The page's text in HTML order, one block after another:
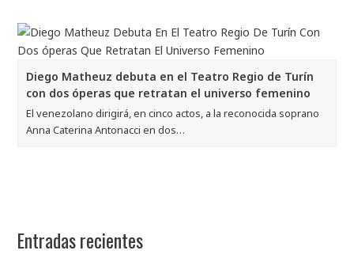
Diego Matheuz debuta en el Teatro Regio de Turín
con dos óperas que retratan el universo femenino
El venezolano dirigirá, en cinco actos, a la reconocida soprano
Anna Caterina Antonacci en dos…
Entradas recientes